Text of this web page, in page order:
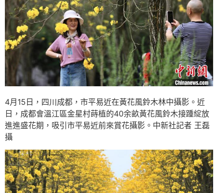
4月15日，四川成都，市平易近在黃花風鈴木林中攝影。近
日，成都會溫江區金星村蒔植的40余畝黃花風鈴木接踵綻放
進進盛花期，吸引市平易近前來賞花攝影。中新社記者 王磊
攝